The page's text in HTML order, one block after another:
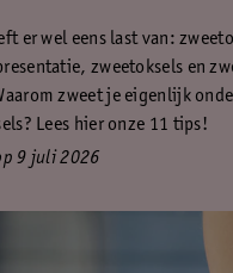
er wel eens last van:
zweetoksels en
zweet je eigenlijk
Lees hier onze 11 tips!
9 juli 2026